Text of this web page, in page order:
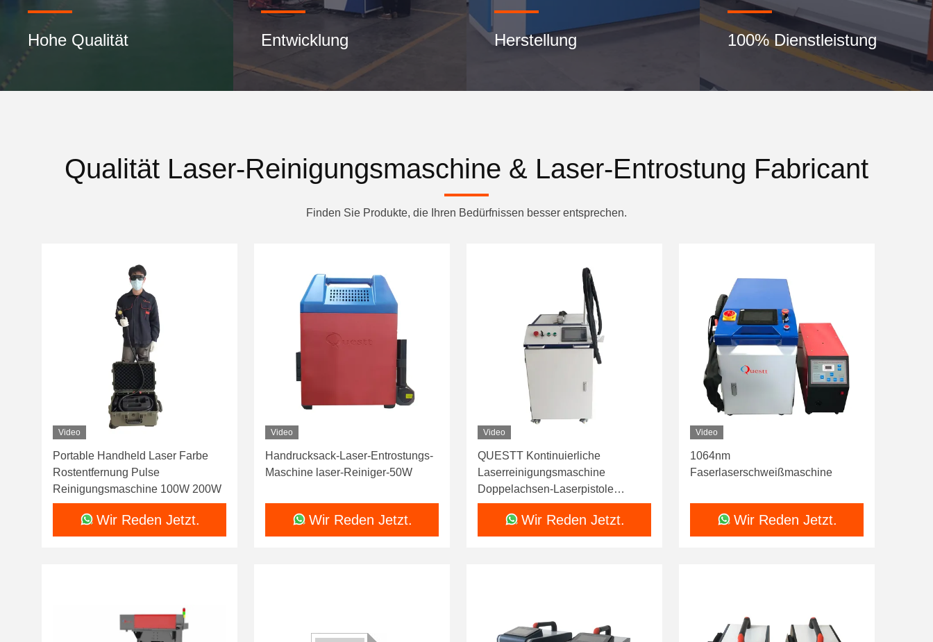
Hohe Qualität Entwicklung Herstellung 100% Dienstleistung
Qualität Laser-Reinigungsmaschine & Laser-Entrostung Fabricant
Finden Sie Produkte, die Ihren Bedürfnissen besser entsprechen.
Video
Portable Handheld Laser Farbe
Rostentfernung Pulse
Reinigungsmaschine 100W 200W
Wir Reden Jetzt.
Video
Handrucksack-Laser-Entrostungs-
Maschine laser-Reiniger-50W
Wir Reden Jetzt.
Video
QUESTT Kontinuierliche
Laserreinigungsmaschine
Doppelachsen-Laserpistole
1500W 2000W Laser Rost Farbe
Entfernen Langdraht
Wir Reden Jetzt.
Video
1064nm
Faserlaserschweißmaschine
Wir Reden Jetzt.